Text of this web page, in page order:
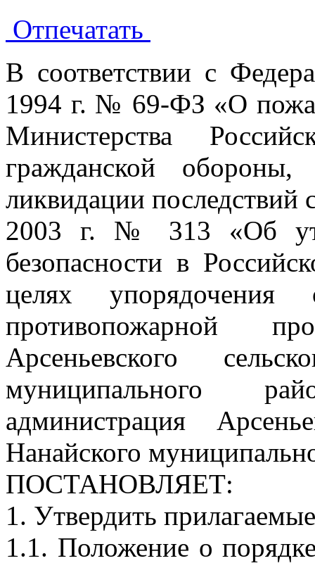
Отпечатать
В соответствии с
1994 г. № 69-ФЗ «О
Министерства
гражданской
ликвидации
2003 г. № 313 «Об
безопасности в
целях упорядочения
противопожарной
Арсеньевского
муниципального
администрация
Нанайского
ПОСТАНОВЛЯЕТ:
1. Утвердить
1.1. Положение о